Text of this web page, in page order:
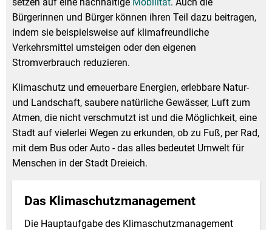
Stadtrecht
Wahlen
Ehrenamt
Öffentlicher
Radverkehr
Auto
Bürgerinnen und Bürger können ihren Teil dazu beitragen,
indem sie beispielsweise auf klimafreundliche
Verkehrsmittel umsteigen oder den eigenen
Stromverbrauch reduzieren.
Klimaschutz und erneuerbare Energien, erlebbare Natur-
und Landschaft, saubere natürliche Gewässer, Luft zum
Atmen, die nicht verschmutzt ist und die Möglichkeit, eine
Stadt auf vielerlei Wegen zu erkunden, ob zu Fuß, per Rad,
mit dem Bus oder Auto - das alles bedeutet Umwelt für
Menschen in der Stadt Dreieich.
Das Klimaschutzmanagement
Die Hauptaufgabe des Klimaschutzmanagement